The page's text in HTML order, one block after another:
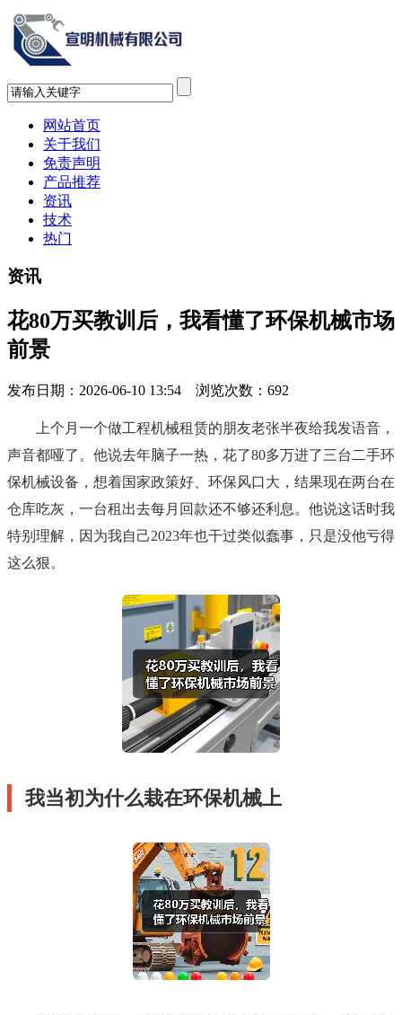
网站首页
关于我们
免责声明
产品推荐
资讯
技术
热门
资讯
花80万买教训后，我看懂了环保机械市场
前景
发布日期：2026-06-10 13:54 浏览次数： 692
上个月一个做工程机械租赁的朋友老张半夜给我发语音，
声音都哑了。他说去年脑子一热，花了80多万进了三台二手环
保机械设备，想着国家政策好、环保风口大，结果现在两台在
仓库吃灰，一台租出去每月回款还不够还利息。他说这话时我
特别理解，因为我自己2023年也干过类似蠢事，只是没他亏得
这么狠。
我当初为什么栽在环保机械上